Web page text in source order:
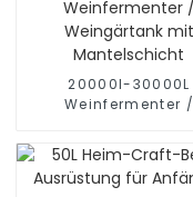
20000l-30000L
Weinfermenter /
Mantelschicht